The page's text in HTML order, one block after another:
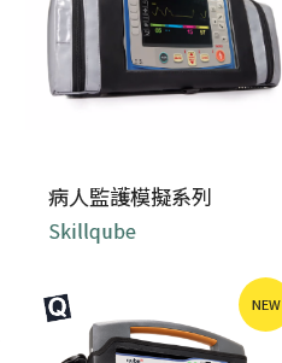
可幫助您獲得更高品質的
培訓...
病人監護模擬系列
Skillqube
NEW